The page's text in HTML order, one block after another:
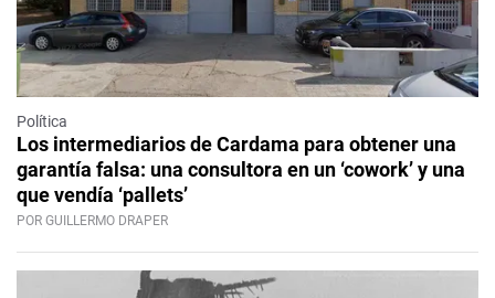
Política
Los intermediarios de Cardama para obtener una
garantía falsa: una consultora en un ‘cowork’ y una
que vendía ‘pallets’
POR GUILLERMO DRAPER